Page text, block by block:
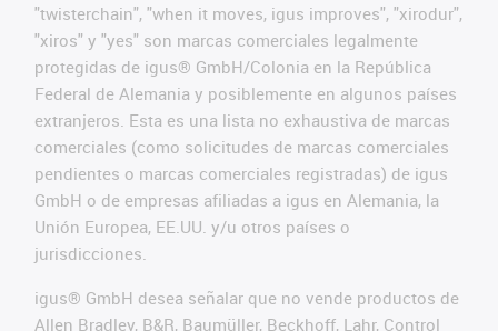
"twisterchain", "when it moves, igus improves", "xirodur",
"xiros" y "yes" son marcas comerciales legalmente
protegidas de igus® GmbH/Colonia en la República
Federal de Alemania y posiblemente en algunos países
extranjeros. Esta es una lista no exhaustiva de marcas
comerciales (como solicitudes de marcas comerciales
pendientes o marcas comerciales registradas) de igus
GmbH o de empresas afiliadas a igus en Alemania, la
Unión Europea, EE.UU. y/u otros países o
jurisdicciones.
igus® GmbH desea señalar que no vende productos de
Allen Bradley, B&R, Baumüller, Beckhoff, Lahr, Control